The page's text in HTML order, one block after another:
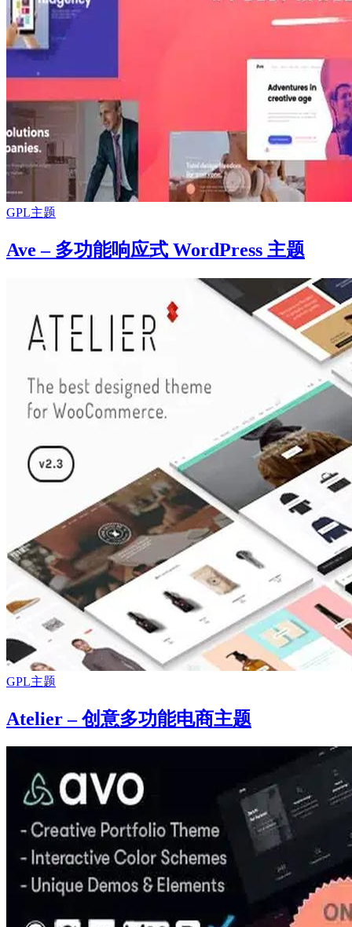
GPL主题
Ave – 多功能响应式 WordPress 主题
GPL主题
Atelier – 创意多功能电商主题